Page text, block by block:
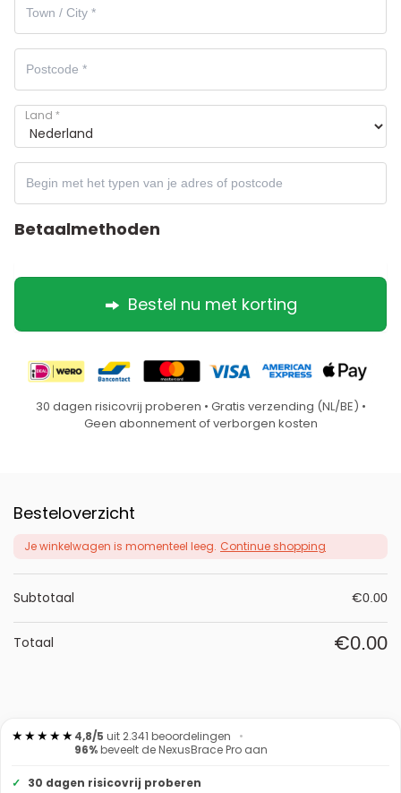
Land *
Betaalmethoden
Bestel nu met korting
30 dagen risicovrij proberen • Gratis verzending (NL/BE) •
Geen abonnement of verborgen kosten
Besteloverzicht
Je winkelwagen is momenteel leeg. Continue shopping
Subtotaal €0.00
Totaal €0.00
★★★★★4,8/5 uit 2.341 beoordelingen
•
96% beveelt de NexusBrace Pro aan
30 dagen risicovrij proberen